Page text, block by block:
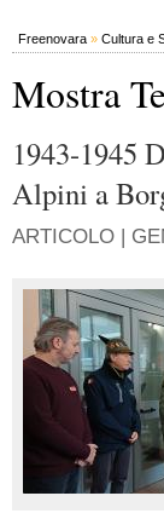
Freenovara » Cultura e
Mostra
1943-1945
Alpini a
ARTICOLO |